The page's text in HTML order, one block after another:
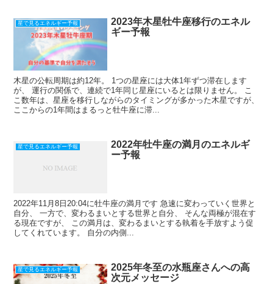
星で見るエネルギー予報
2023年木星牡牛座移行のエネル
ギー予報
木星の公転周期は約12年。 1つの星座には大体1年ずつ滞在します
が、 運行の関係で、連続で1年同じ星座にいるとは限りません。 こ
こ数年は、星座を移行しながらのタイミングが多かった木星ですが、
ここからの1年間はまるっと牡牛座に滞...
星で見るエネルギー予報
2022年牡牛座の満月のエネルギ
ー予報
2022年11月8日20:04に牡牛座の満月です 急速に変わっていく世界と
自分、 一方で、変わるまいとする世界と自分、 そんな両極が混在す
る現在ですが、 この満月は、変わるまいとする執着を手放すよう促
してくれています。 自分の内側...
星で見るエネルギー予報
2025年冬至の水瓶座さんへの高
次元メッセージ